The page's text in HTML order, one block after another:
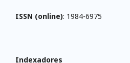
ISSN (online): 1984-6975
Indexadores